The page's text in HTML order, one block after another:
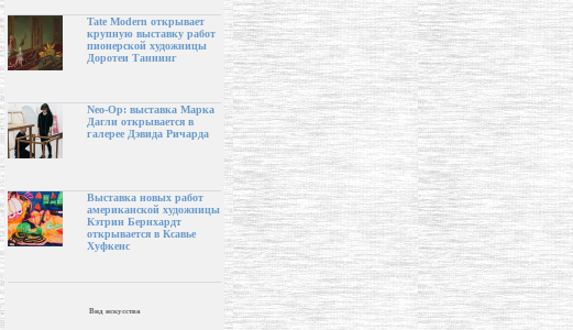
Tate Modern открывает
крупную выставку работ
пионерской художницы
Доротеи Таннинг
Neo-Op: выставка Марка
Дагли открывается в
галерее Дэвида Ричарда
Выставка новых работ
американской художницы
Кэтрин Бернхардт
открывается в Ксавье
Хуфкенс
Вид искусства